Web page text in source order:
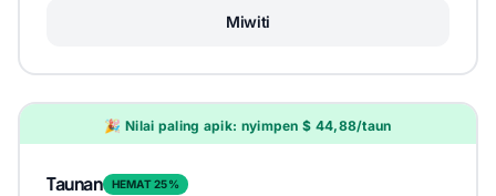
Miwiti
🎉 Nilai paling apik: nyimpen $ 44,88/taun
Taunan HEMAT 25%